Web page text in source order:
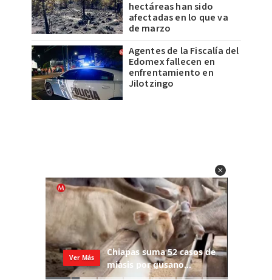
hectáreas han sido
afectadas en lo que va
de marzo
Agentes de la Fiscalía del
Edomex fallecen en
enfrentamiento en
Jilotzingo